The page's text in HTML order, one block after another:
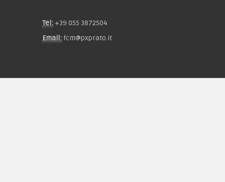
Tel: +39 055 3872504
Email: fcm@pxprato.it